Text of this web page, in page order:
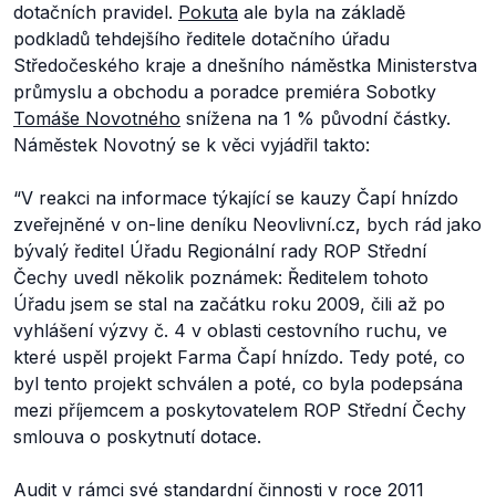
dotačních pravidel. Pokuta ale byla na základě
podkladů tehdejšího ředitele dotačního úřadu
Středočeského kraje a dnešního náměstka Ministerstva
průmyslu a obchodu a poradce premiéra Sobotky
Tomáše Novotného snížena na 1 % původní částky.
Náměstek Novotný se k věci vyjádřil takto:
“V reakci na informace týkající se kauzy Čapí hnízdo
zveřejněné v on-line deníku Neovlivní.cz, bych rád jako
bývalý ředitel Úřadu Regionální rady ROP Střední
Čechy uvedl několik poznámek: Ředitelem tohoto
Úřadu jsem se stal na začátku roku 2009, čili až po
vyhlášení výzvy č. 4 v oblasti cestovního ruchu, ve
které uspěl projekt Farma Čapí hnízdo. Tedy poté, co
byl tento projekt schválen a poté, co byla podepsána
mezi příjemcem a poskytovatelem ROP Střední Čechy
smlouva o poskytnutí dotace.
Audit v rámci své standardní činnosti v roce 2011